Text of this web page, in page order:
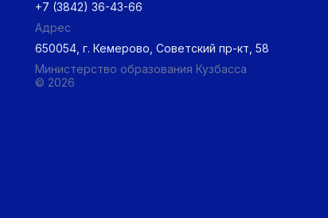
+7 (3842) 36-43-66
Адрес
650054, г. Кемерово, Советский пр-кт, 58
Министерство образования Кузбасса
© 2026